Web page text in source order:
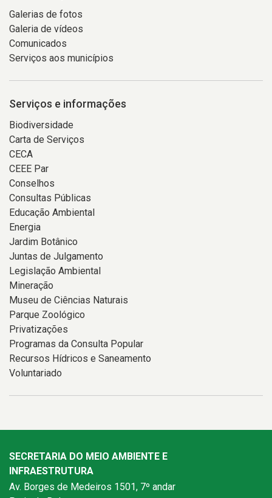
Galerias de fotos
Galeria de vídeos
Comunicados
Serviços aos municípios
Serviços e informações
Biodiversidade
Carta de Serviços
CECA
CEEE Par
Conselhos
Consultas Públicas
Educação Ambiental
Energia
Jardim Botânico
Juntas de Julgamento
Legislação Ambiental
Mineração
Museu de Ciências Naturais
Parque Zoológico
Privatizações
Programas da Consulta Popular
Recursos Hídricos e Saneamento
Voluntariado
SECRETARIA DO MEIO AMBIENTE E
INFRAESTRUTURA
Av. Borges de Medeiros 1501, 7º andar